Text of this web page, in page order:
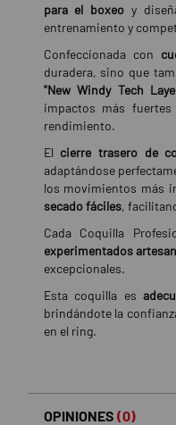
para el boxeo y
entrenamiento y
Confeccionada con
duradera, sino que
"New Windy Tech
impactos más
rendimiento.
El cierre trasero de
adaptándose
los movimientos más
secado fáciles,
Cada Coquilla
experimentados
excepcionales.
Esta coquilla es
brindándote la
en el ring.
OPINIONES (0)